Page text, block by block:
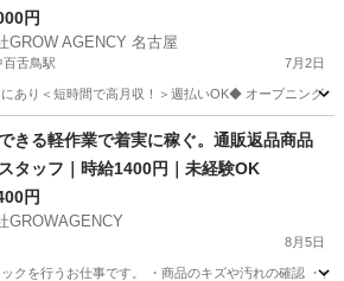
円
GROW AGENCY 名古屋
百舌鳥駅 7月2日
あり＜短時間で高月収！＞週払いOK◆ オープニングス
工場 時給
きる軽作業で着実に稼ぐ。通販返品商品
タッフ｜時給1400円｜未経験OK
円
GROWAGENCY
8月5日
クを行うお仕事です。 ・商品のキズや汚れの確認 ・